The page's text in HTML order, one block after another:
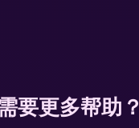
要更多帮助？